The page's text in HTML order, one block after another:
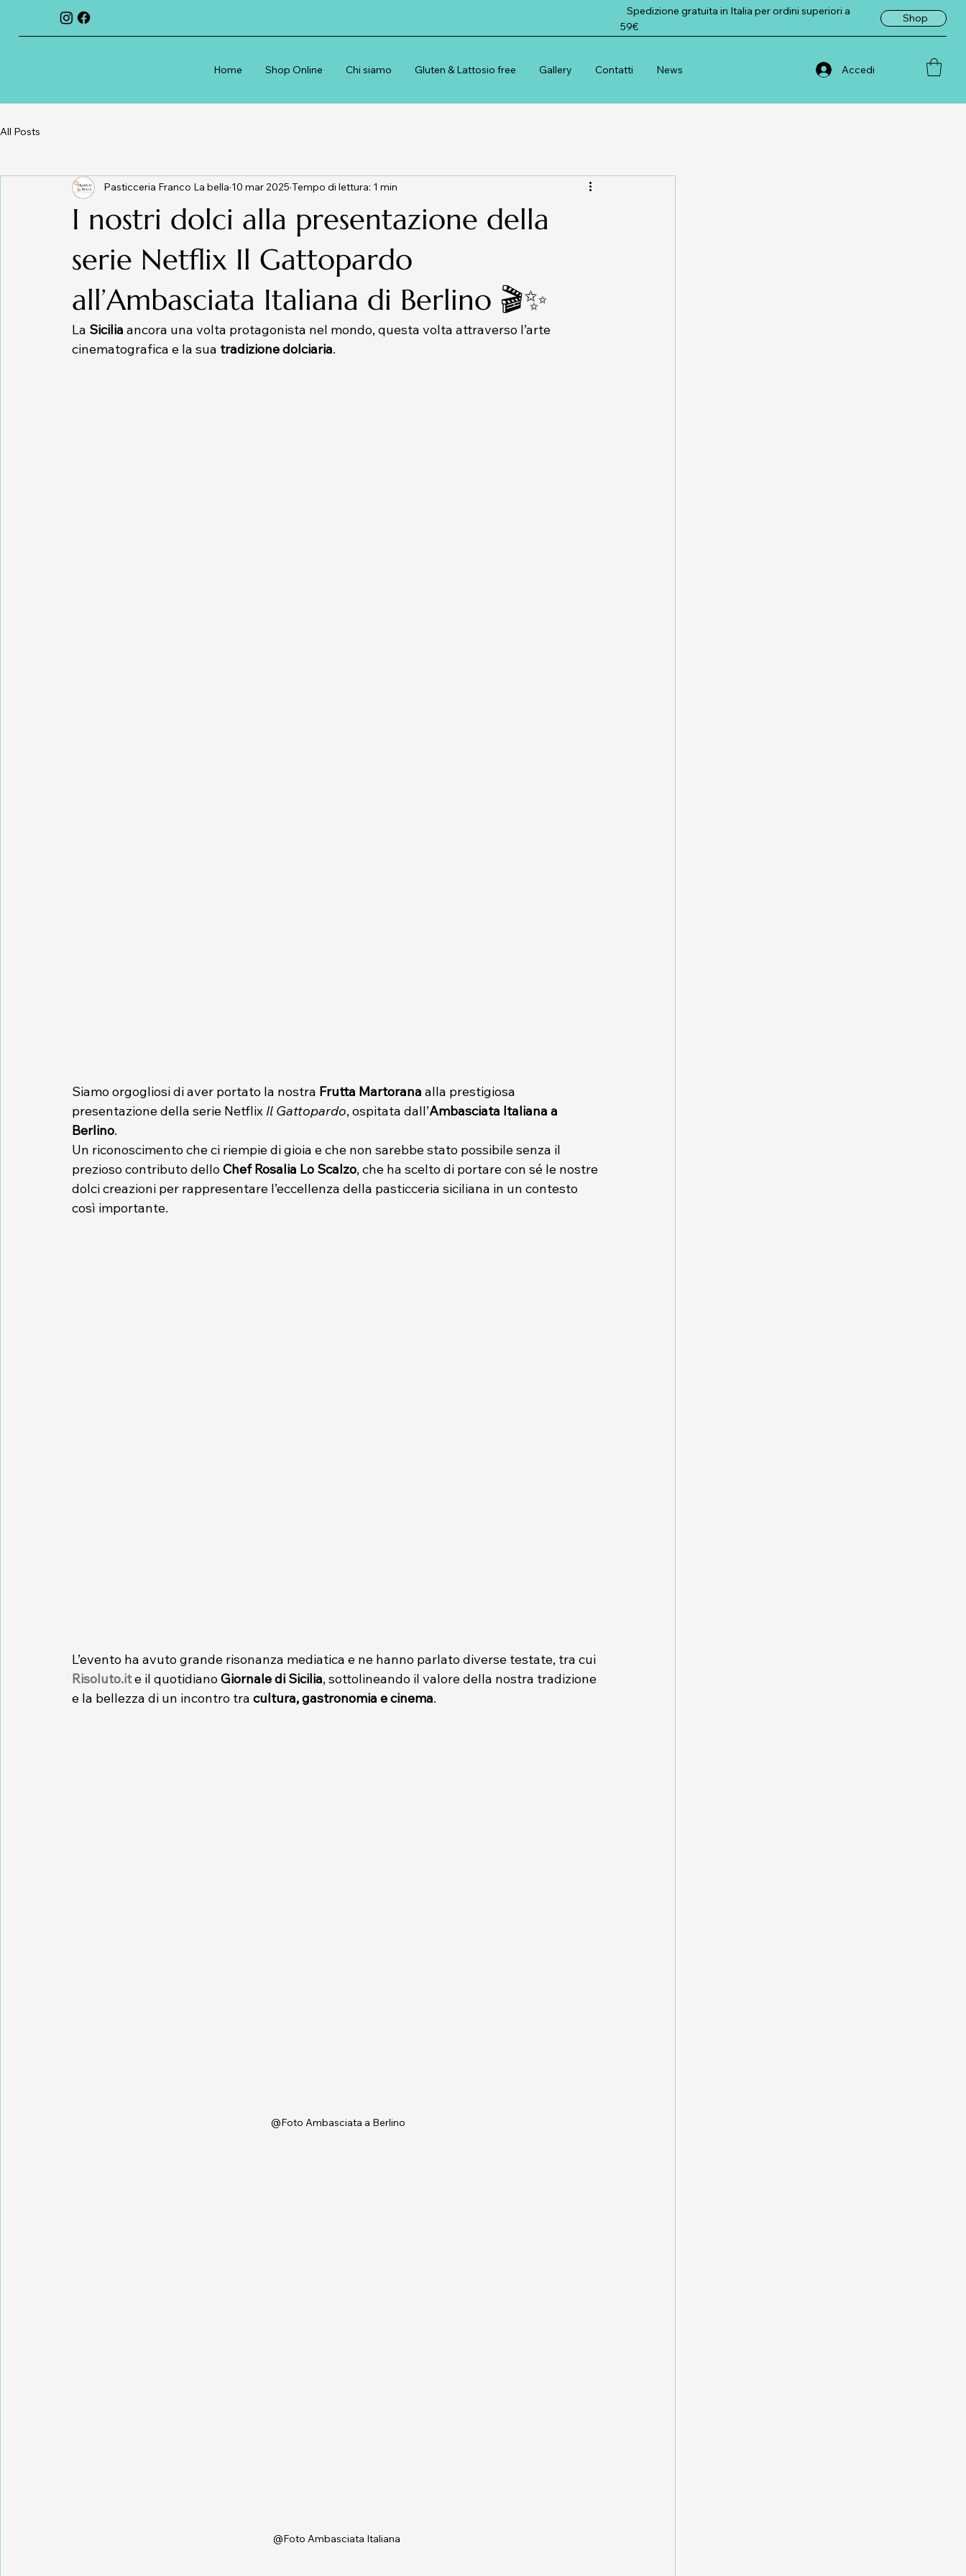
Spedizione gratuita in Italia per ordini superiori a
59€
Shop
Home Shop Online Chi siamo Gluten & Lattosio free Gallery Contatti News Accedi
All Posts
I nostri dolci alla presentazione della
serie Netflix Il Gattopardo
all’Ambasciata Italiana di Berlino 🎬✨
Pasticceria Franco La bella 10 mar 2025 Tempo di lettura: 1 min
La Sicilia ancora una volta protagonista nel mondo, questa volta attraverso l’arte
cinematografica e la sua tradizione dolciaria.
Siamo orgogliosi di aver portato la nostra Frutta Martorana alla prestigiosa
presentazione della serie Netflix Il Gattopardo, ospitata dall’Ambasciata Italiana a
Berlino.
Un riconoscimento che ci riempie di gioia e che non sarebbe stato possibile senza il
prezioso contributo dello Chef Rosalia Lo Scalzo, che ha scelto di portare con sé le nostre
dolci creazioni per rappresentare l’eccellenza della pasticceria siciliana in un contesto
così importante.
L’evento ha avuto grande risonanza mediatica e ne hanno parlato diverse testate, tra cui
Risoluto.it e il quotidiano Giornale di Sicilia, sottolineando il valore della nostra tradizione
e la bellezza di un incontro tra cultura, gastronomia e cinema.
@Foto Ambasciata a Berlino
@Foto Ambasciata Italiana